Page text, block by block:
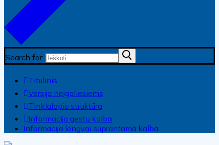
Search for:
Titulinis
Versija neįgaliesiems
Tinklalapio struktūra
Informacija gestų kalba
Informacija lengvai suprantama kalba